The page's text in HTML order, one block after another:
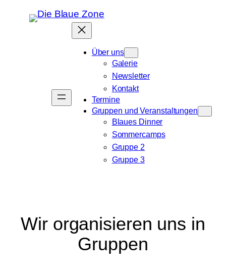
Über uns
Galerie
Newsletter
Kontakt
Termine
Gruppen und Veranstaltungen
Blaues Dinner
Sommercamps
Gruppe 2
Gruppe 3
Wir organisieren uns in
Gruppen